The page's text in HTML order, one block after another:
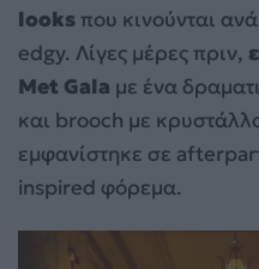
looks που κινούνται
edgy. Λίγες μέρες πριν,
Met Gala με ένα
και brooch με
εμφανίστηκε σε
inspired φόρεμα.